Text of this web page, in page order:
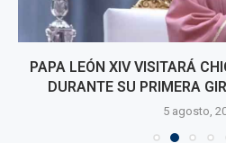
PAPA LEÓN XIV VISITARÁ
DURANTE SU PRIMERA
5 agosto,